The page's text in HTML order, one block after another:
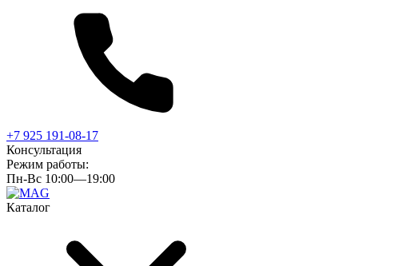
+7 925 191-08-17
Консультация
Режим работы:
Пн-Вс 10:00—19:00
Каталог